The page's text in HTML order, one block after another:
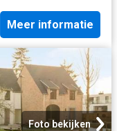
Meer informatie
Foto bekijken